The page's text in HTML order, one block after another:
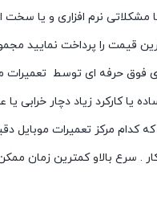
نرم افزاری و یا سخت
را پرداخت نمایید
یا کارکرد زیاد دچار
مرکز تعمیرات موبایل
. سرع بالاو کمترین زمان